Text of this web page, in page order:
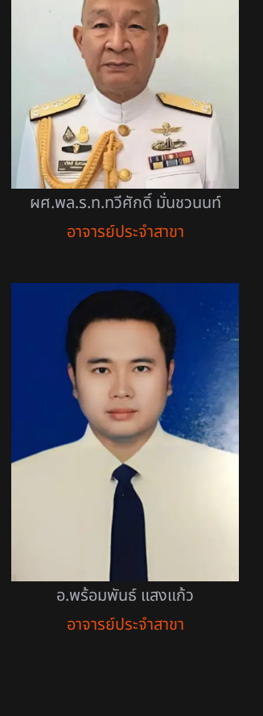
ผศ.พล.ร.ท.ทวีศักดิ์ มั่นชวนนท์
อาจารย์ประจำสาขา
อ.พร้อมพันธ์ แสงแก้ว
อาจารย์ประจำสาขา